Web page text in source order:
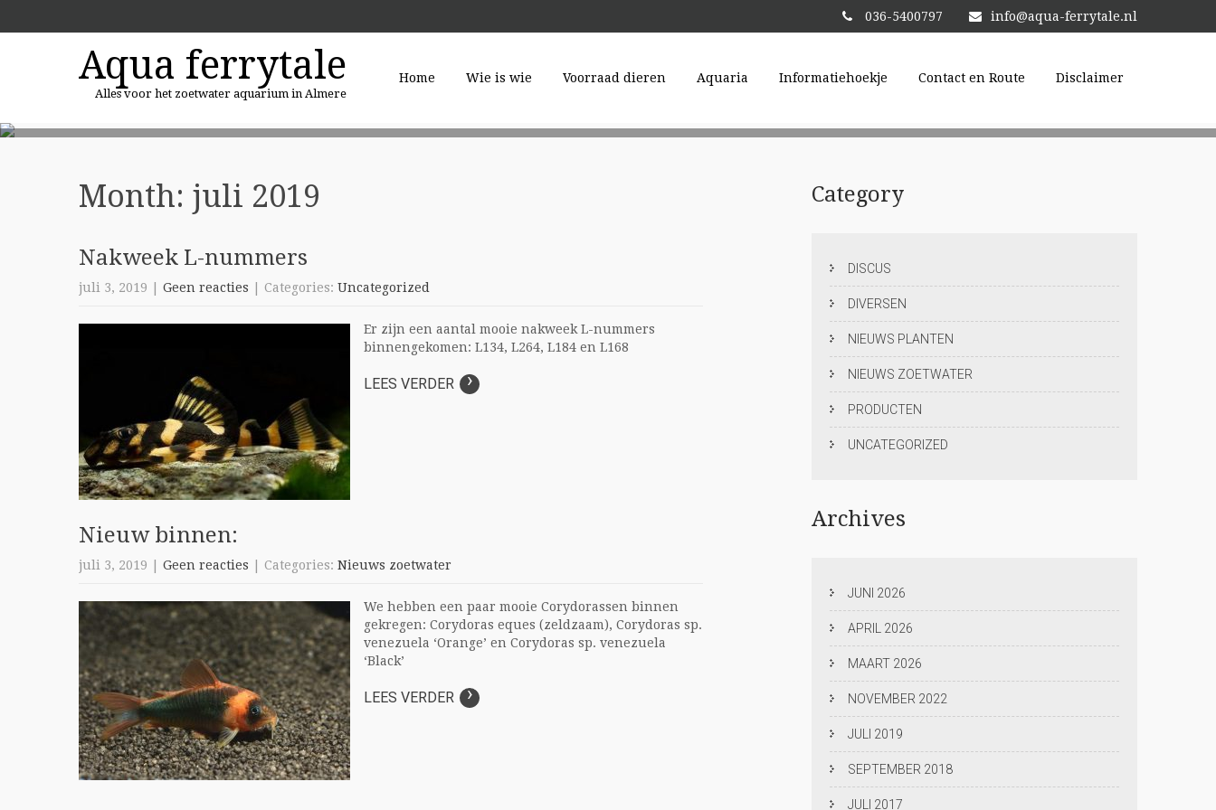
036-5400797 info@aqua-ferrytale.nl
Aqua ferrytale
Alles voor het zoetwater aquarium in Almere
Home Wie is wie Voorraad dieren Aquaria Informatiehoekje Contact en Route Disclaimer
Month: juli 2019
Nakweek L-nummers
juli 3, 2019 Geen reacties | Categories: Uncategorized
Er zijn een aantal mooie nakweek L-nummers
binnengekomen: L134, L264, L184 en L168
LEES VERDER ›
Nieuw binnen:
juli 3, 2019 Geen reacties | Categories: Nieuws zoetwater
We hebben een paar mooie Corydorassen binnen
gekregen: Corydoras eques (zeldzaam), Corydoras sp.
venezuela ‘Orange’ en Corydoras sp. venezuela
‘Black’
LEES VERDER ›
Category
DISCUS
DIVERSEN
NIEUWS PLANTEN
NIEUWS ZOETWATER
PRODUCTEN
UNCATEGORIZED
Archives
JUNI 2026
APRIL 2026
MAART 2026
NOVEMBER 2022
JULI 2019
SEPTEMBER 2018
JULI 2017